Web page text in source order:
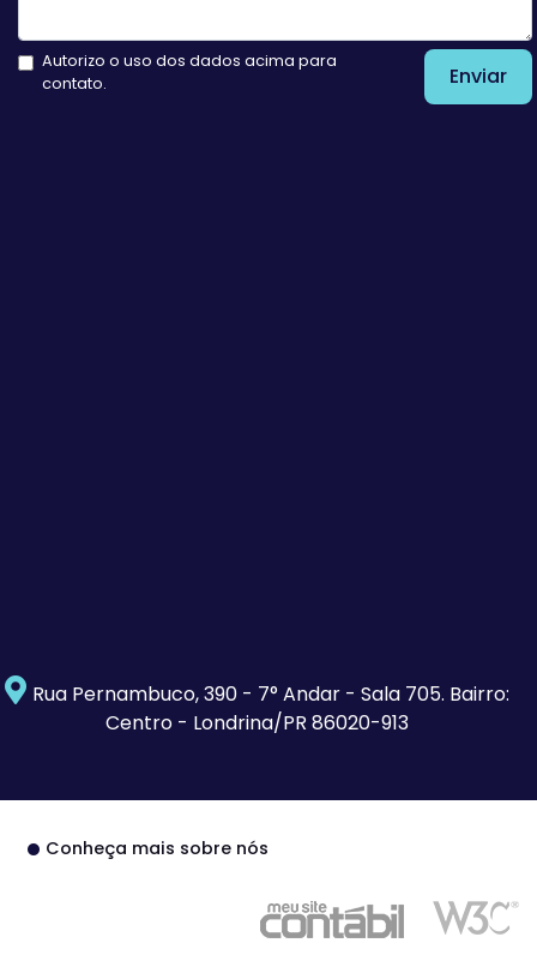
Autorizo o uso dos dados acima para
contato.
Enviar
Rua Pernambuco, 390 - 7° Andar - Sala 705. Bairro:
Centro - Londrina/PR 86020-913
Conheça mais sobre nós